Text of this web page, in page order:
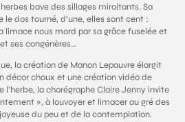
bave des sillages miroitants. Sa
le dos tourné, d’une, elles sont cent :
limace nous mord par sa grâce fuselée et
ses congénères…
la création de Manon Lepauvre élargit
décor choux et une création vidéo de
l’herbe, la chorégraphe Claire Jenny invite
», à louvoyer et limacer au gré des
du peu et de la contemplation.